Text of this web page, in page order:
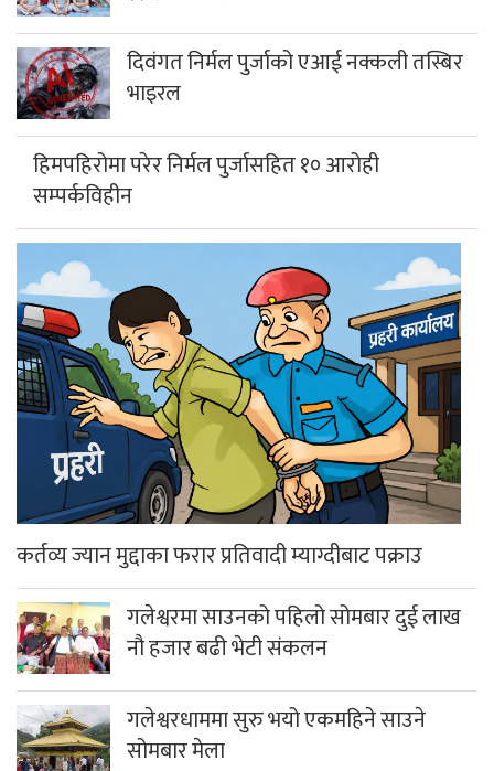
दिवंगत निर्मल पुर्जाको एआई नक्कली तस्बिर
भाइरल
हिमपहिरोमा परेर निर्मल पुर्जासहित १० आरोही
सम्पर्कविहीन
कर्तव्य ज्यान मुद्दाका फरार प्रतिवादी म्याग्दीबाट पक्राउ
गलेश्वरमा साउनको पहिलो सोमबार दुई लाख
नौ हजार बढी भेटी संकलन
गलेश्वरधाममा सुरु भयो एकमहिने साउने
सोमबार मेला